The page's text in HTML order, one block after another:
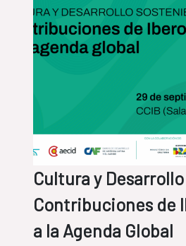
Cultura y
Contribuciones de
a la Agenda Global